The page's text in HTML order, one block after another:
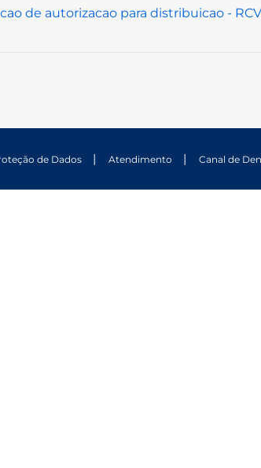
de autorizacao para distribuicao -
de Dados Atendimento Canal de